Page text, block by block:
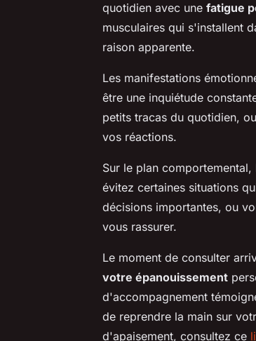
quotidien avec une fatigue
musculaires qui s'installent
raison apparente.
Les manifestations
être une inquiétude
petits tracas du quotidien,
vos réactions.
Sur le plan
évitez certaines situations
décisions importantes, ou
vous rassurer.
Le moment de consulter
votre épanouissement
d'accompagnement
de reprendre la main sur
d'apaisement, consultez ce